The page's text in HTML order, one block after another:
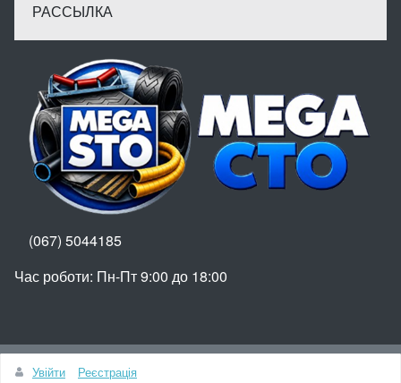
РАССЫЛКА
(067) 5044185
Час роботи: Пн-Пт 9:00 до 18:00
ВгоруУвійти Реєстрація